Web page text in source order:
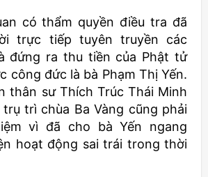
có thẩm quyền điều tra đã
trực tiếp tuyên truyền các
đứng ra thu tiền của Phật tử
công đức là bà Phạm Thị Yến.
thân sư Thích Trúc Thái Minh
trì chùa Ba Vàng cũng phải
vì đã cho bà Yến ngang
hoạt động sai trái trong thời